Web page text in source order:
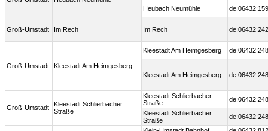
Heubach Neumühle
Groß-Umstadt Im Rech Im Rech
Groß-Umstadt Kleestadt Am Heimgesberg
Kleestadt Am Heimgesberg
Kleestadt Am Heimgesberg
Groß-Umstadt
Kleestadt Schlierbacher
Straße
Kleestadt Schlierbacher
Straße
Kleestadt Schlierbacher
Straße